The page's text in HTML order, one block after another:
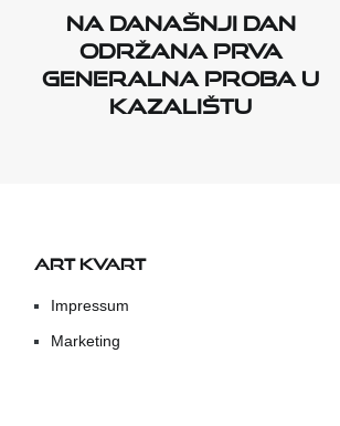
Na današnji dan
održana prva
generalna proba u
kazalištu
ART KVART
Impressum
Marketing